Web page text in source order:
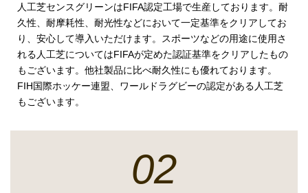
人工芝センスグリーンはFIFA認定工場で生産しております。耐
久性、耐摩耗性、耐光性などにおいて一定基準をクリアしてお
り、安心して導入いただけます。スポーツなどの用途に使用さ
れる人工芝についてはFIFAが定めた認証基準をクリアしたもの
もございます。他社製品に比べ耐久性にも優れております。
FIH国際ホッケー連盟、ワールドラグビーの認定がある人工芝
もございます。
02